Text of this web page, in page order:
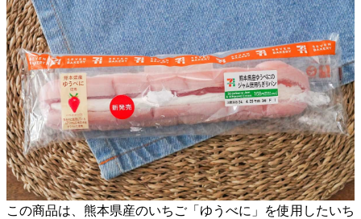
この商品は、熊本県産のいちご「ゆうべに」を使用したいち